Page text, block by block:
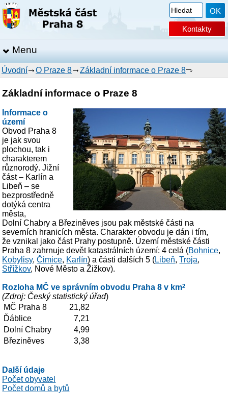
Kontakty
Menu
Úvodní O Praze 8 Základní informace o Praze 8
Základní informace o Praze 8
Informace o
území
Obvod Praha 8
je jak svou
plochou, tak i
charakterem
různorodý. Jižní
část – Karlín a
Libeň – se
bezprostředně
dotýká centra
města,
Dolní Chabry a Březiněves jsou pak městské části na
severních hranicích města. Charakter obvodu je dán i tím,
že vznikal jako část Prahy postupně. Území městské části
Praha 8 zahrnuje devět katastrálních území: 4 celá (Bohnice,
Kobylisy,Čimice, Karlín) a části dalších 5 (Libeň,Troja,
Střížkov, Nové Město a Žižkov).
Rozloha MČ ve správním obvodu Praha 8 v km2
(Zdroj: Český statistický úřad)
MČ Praha 8
21,82
Ďáblice
7,21
Dolní Chabry
4,99
Březiněves
3,38
Další údaje
Počet obyvatel
Počet domů a bytů